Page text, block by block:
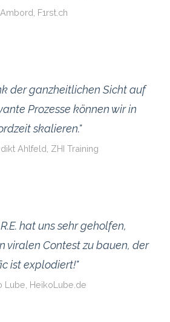
F1rst.ch
der ganzheitlichen Sicht auf
Prozesse können wir in
skalieren."
Ahlfeld, ZHI Training
hat uns sehr geholfen,
viralen Contest zu bauen, der
ist explodiert!"
Lube, HeikoLube.de